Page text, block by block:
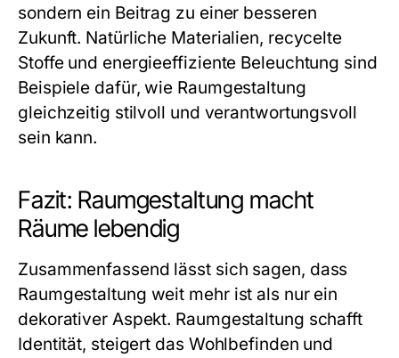
sondern ein Beitrag zu einer besseren
Zukunft. Natürliche Materialien, recycelte
Stoffe und energieeffiziente Beleuchtung sind
Beispiele dafür, wie Raumgestaltung
gleichzeitig stilvoll und verantwortungsvoll
sein kann.
Fazit: Raumgestaltung macht
Räume lebendig
Zusammenfassend lässt sich sagen, dass
Raumgestaltung weit mehr ist als nur ein
dekorativer Aspekt. Raumgestaltung schafft
Identität, steigert das Wohlbefinden und